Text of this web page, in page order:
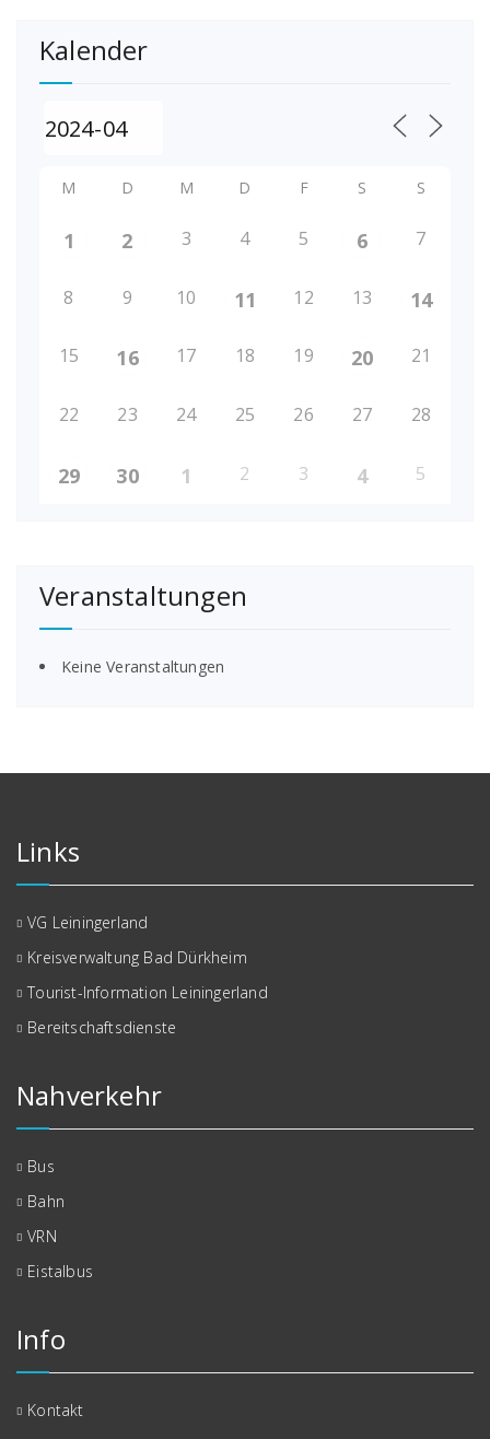
Kalender
M D M D F S S
1 2 3 4 5 6 7
8 9 10 11 12 13 14
15 16 17 18 19 20 21
22 23 24 25 26 27 28
29 30 1 2 3 4 5
Veranstaltungen
Keine Veranstaltungen
Links
VG Leiningerland
Kreisverwaltung Bad Dürkheim
Tourist-Information Leiningerland
Bereitschaftsdienste
Nahverkehr
Bus
Bahn
VRN
Eistalbus
Info
Kontakt